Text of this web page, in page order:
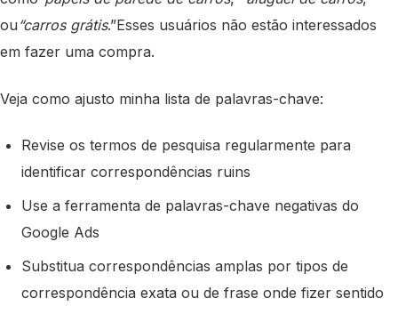
ou “carros grátis.”Esses usuários não estão interessados ​​
em fazer uma compra.
Veja como ajusto minha lista de palavras-chave:
Revise os termos de pesquisa regularmente para
identificar correspondências ruins
Use a ferramenta de palavras-chave negativas do
Google Ads
Substitua correspondências amplas por tipos de
correspondência exata ou de frase onde fizer sentido